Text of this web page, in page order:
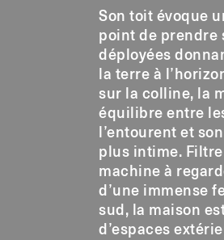
Son toit évoque
point de prendre
déployées
la terre à
sur la colline, la
équilibre entre
l’entourent et
plus intime.
machine à
d’une immense
sud, la maison
d’espaces